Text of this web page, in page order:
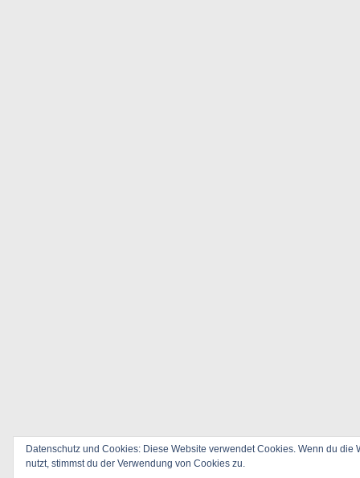
Datenschutz und Cookies: Diese Website verwendet Cookies. Wenn du die
nutzt, stimmst du der Verwendung von Cookies zu.